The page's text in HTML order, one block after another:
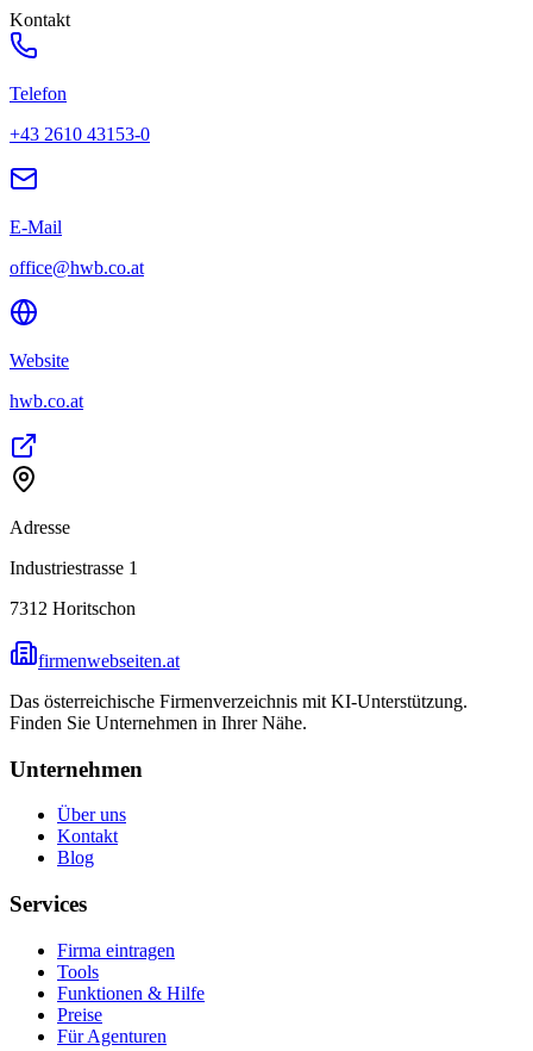
Kontakt
Telefon
+43 2610 43153-0
E-Mail
office@hwb.co.at
Website
hwb.co.at
Adresse
Industriestrasse 1
7312 Horitschon
firmenwebseiten.at
Das österreichische Firmenverzeichnis mit KI-Unterstützung.
Finden Sie Unternehmen in Ihrer Nähe.
Unternehmen
Über uns
Kontakt
Blog
Services
Firma eintragen
Tools
Funktionen & Hilfe
Preise
Für Agenturen